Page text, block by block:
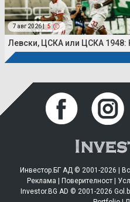
7 авг 2026 | 5
Левски, ЦСКА или ЦСКА
Инвестор.БГ АД © 2001-2026 |
Реклама
Поверителност|
Investor.BG AD © 2001-2026